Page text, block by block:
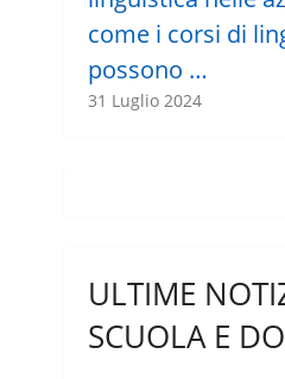
come i corsi di
possono …
31 Luglio 2024
ULTIME
SCUOLA E